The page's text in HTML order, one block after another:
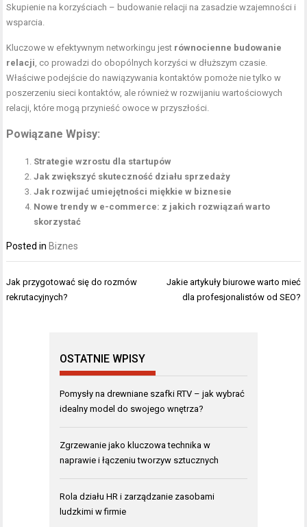
Skupienie na korzyściach – budowanie relacji na zasadzie wzajemności i
wsparcia.
Kluczowe w efektywnym networkingu jest równocienne budowanie
relacji , co prowadzi do obopólnych korzyści w dłuższym czasie.
Właściwe podejście do nawiązywania kontaktów pomoże nie tylko w
poszerzeniu sieci kontaktów, ale również w rozwijaniu wartościowych
relacji, które mogą przynieść owoce w przyszłości.
Powiązane Wpisy:
Strategie wzrostu dla startupów
Jak zwiększyć skuteczność działu sprzedaży
Jak rozwijać umiejętności miękkie w biznesie
Nowe trendy w e-commerce: z jakich rozwiązań warto
skorzystać
Posted in Biznes
Nawigacja
wpisu
Jak przygotować się do rozmów
rekrutacyjnych?
Jakie artykuły biurowe warto mieć
dla profesjonalistów od SEO?
OSTATNIE WPISY
Pomysły na drewniane szafki RTV – jak wybrać
idealny model do swojego wnętrza?
Zgrzewanie jako kluczowa technika w
naprawie i łączeniu tworzyw sztucznych
Rola działu HR i zarządzanie zasobami
ludzkimi w firmie